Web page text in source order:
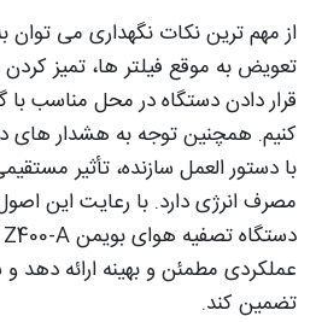
از مهم‌ ترین نکات نگهداری می‌ توان
تعویض به‌ موقع فیلتر ها، تمیز
قرار دادن دستگاه در محل مناسب
کنیم. همچنین توجه به هشدار های
با دستور العمل سازنده، تأثیر
مصرف انرژی دارد. با رعایت این
عملکردی مطمئن و بهینه ارائه
تضمین کند.